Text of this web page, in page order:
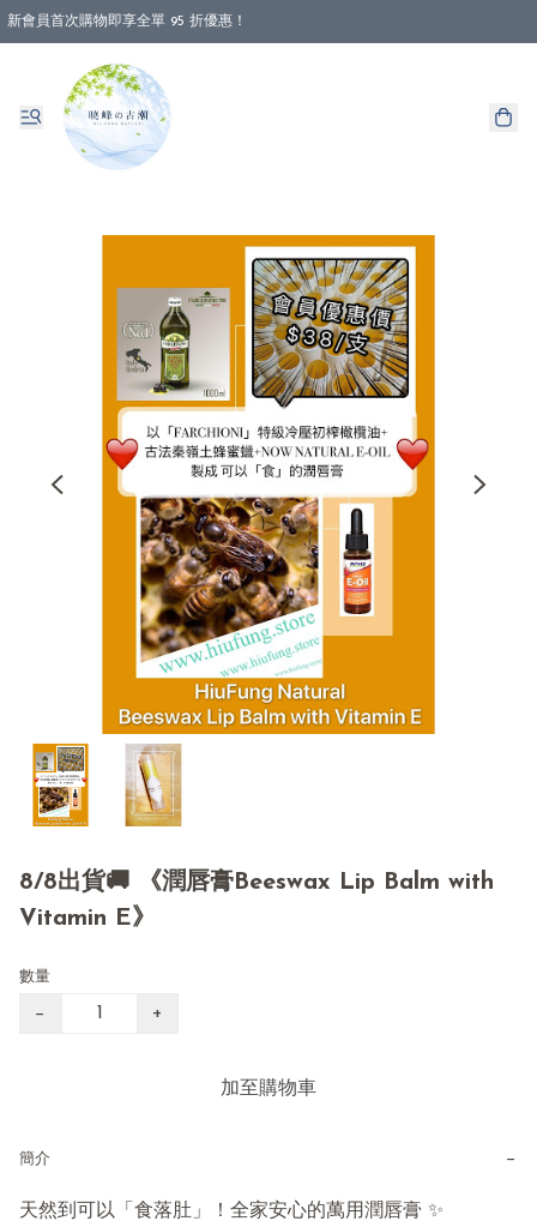
新會員首次購物即享全單 95 折優惠！
消費即享全單 88 折優惠！
8/8出貨🚚 《潤唇膏Beeswax Lip Balm with
Vitamin E》
數量
− +
加至購物車
簡介 −
天然到可以「食落肚」！全家安心的萬用潤唇膏 ✨